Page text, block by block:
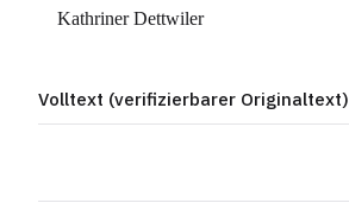
Kathriner Dettwiler
Volltext (verifizierbarer Originaltext)